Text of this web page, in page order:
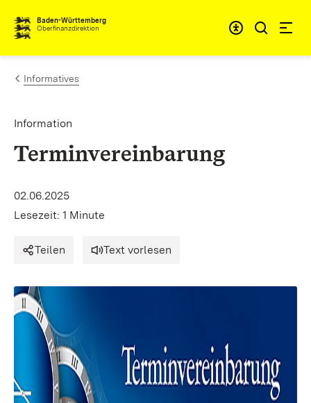
Zum Inhalt springen
Baden-Württemberg
Oberfinanzdirektion
Informatives
Information
Terminvereinbarung
02.06.2025
Lesezeit: 1 Minute
Teilen Text vorlesen